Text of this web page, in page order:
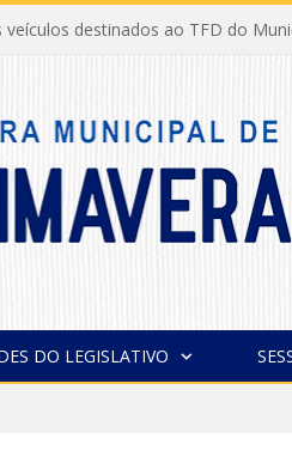
veículos destinados ao TFD do
DO LEGISLATIVO